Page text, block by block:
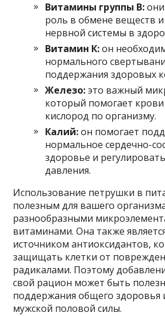
Витамины группы В:
роль в обмене веществ
нервной системы в
Витамин К:он
нормального
поддержания здоровых
Железо:это важный
который помогает
кислород по организму.
Калий:он помогает
нормальное сердечно-
здоровье и
давления.
Использование петрушки в
полезным для вашего
разнообразными
витаминами. Она также
источником антиоксидантов,
защищать клетки от
радикалами. Поэтому
свой рацион может быть
поддержания общего здоровья
мужской половой силы.